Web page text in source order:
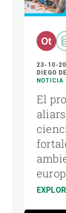
23-10-
DIEGO
NOTICIA
El